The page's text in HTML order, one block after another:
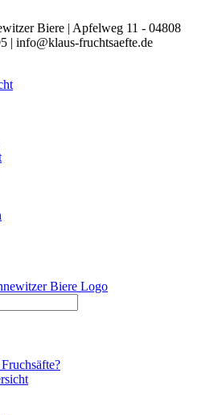
Biere | Apfelweg 11 - 04808
| info@klaus-fruchtsaefte.de